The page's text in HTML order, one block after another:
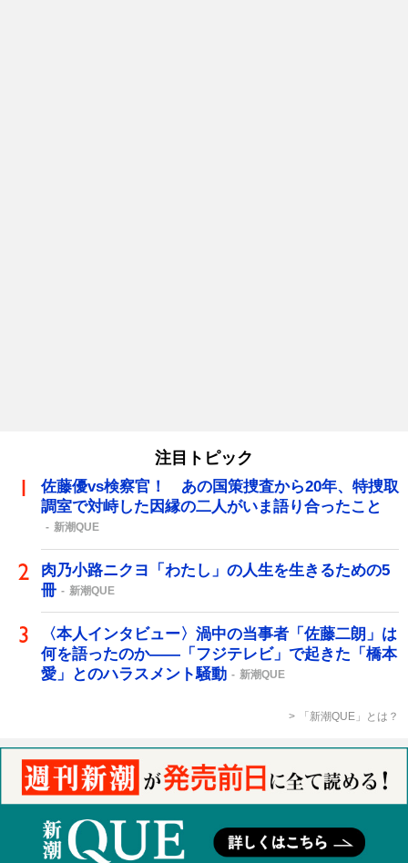
注目トピック
佐藤優vs検察官！ あの国策捜査から20年、特捜取
調室で対峙した因縁の二人がいま語り合ったこと
新潮QUE
肉乃小路ニクヨ「わたし」の人生を生きるための5
冊
新潮QUE
〈本人インタビュー〉渦中の当事者「佐藤二朗」は
何を語ったのか――「フジテレビ」で起きた「橋本
愛」とのハラスメント騒動
新潮QUE
「新潮QUE」とは？